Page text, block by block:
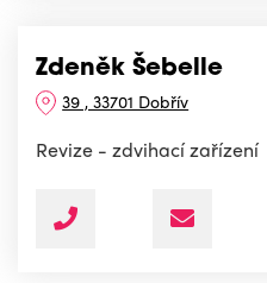
Zdeněk Šebelle
39 , 33701 Dobřív
Revize - zdvihací zařízení